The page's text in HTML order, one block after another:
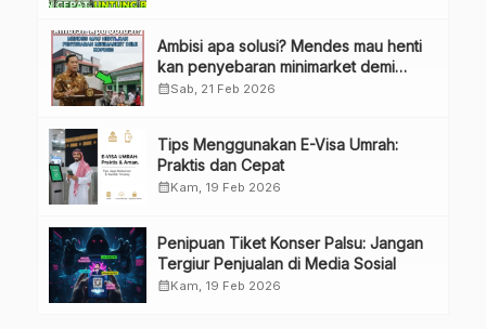
Ambisi apa solusi? Mendes mau henti
kan penyebaran minimarket demi
kopdes.
calendar_monthSab, 21 Feb 2026
Tips Menggunakan E-Visa Umrah:
Praktis dan Cepat
calendar_monthKam, 19 Feb 2026
Penipuan Tiket Konser Palsu: Jangan
Tergiur Penjualan di Media Sosial
calendar_monthKam, 19 Feb 2026